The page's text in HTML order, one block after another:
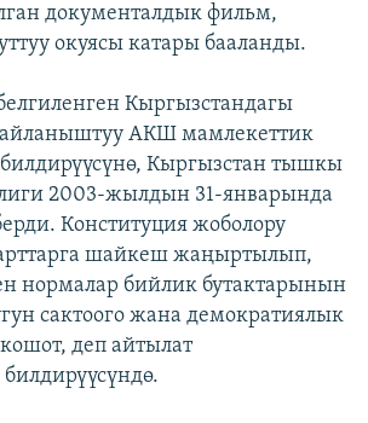
документалдык фильм,
окуясы катары бааланды.
Кыргызстандагы
АКШ мамлекеттик
Кыргызстан тышкы
2003-жылдын 31-январында
Конституция жоболору
шайкеш жаңыртылып,
нормалар бийлик бутактарынын
сактоого жана демократиялык
деп айтылат